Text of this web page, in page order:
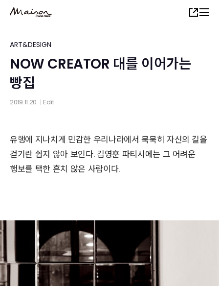
content
Share
ART&DESIGN
NOW CREATOR 대를 이어가는
빵집
2019.11.20 Edit
유행에 지나치게 민감한 우리나라에서 묵묵히 자신의 길을
걷기란 쉽지 않아 보인다. 김영훈 파티시에는 그 어려운
행보를 택한 흔치 않은 사람이다.